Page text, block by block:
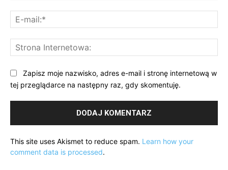
Zapisz moje nazwisko, adres e-mail i stronę internetową w
tej przeglądarce na następny raz, gdy skomentuję.
This site uses Akismet to reduce spam. Learn how your
comment data is processed.